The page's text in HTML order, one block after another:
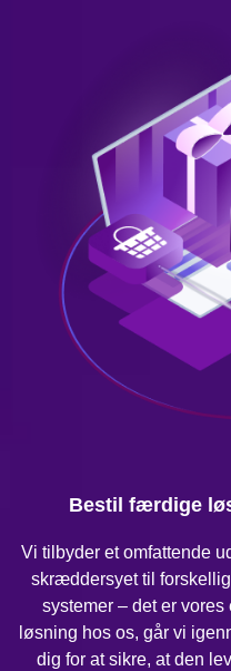
Bestil færdige
Vi tilbyder et omfattende
skræddersyet til
systemer – det er
løsning hos os, går vi
dig for at sikre, at den